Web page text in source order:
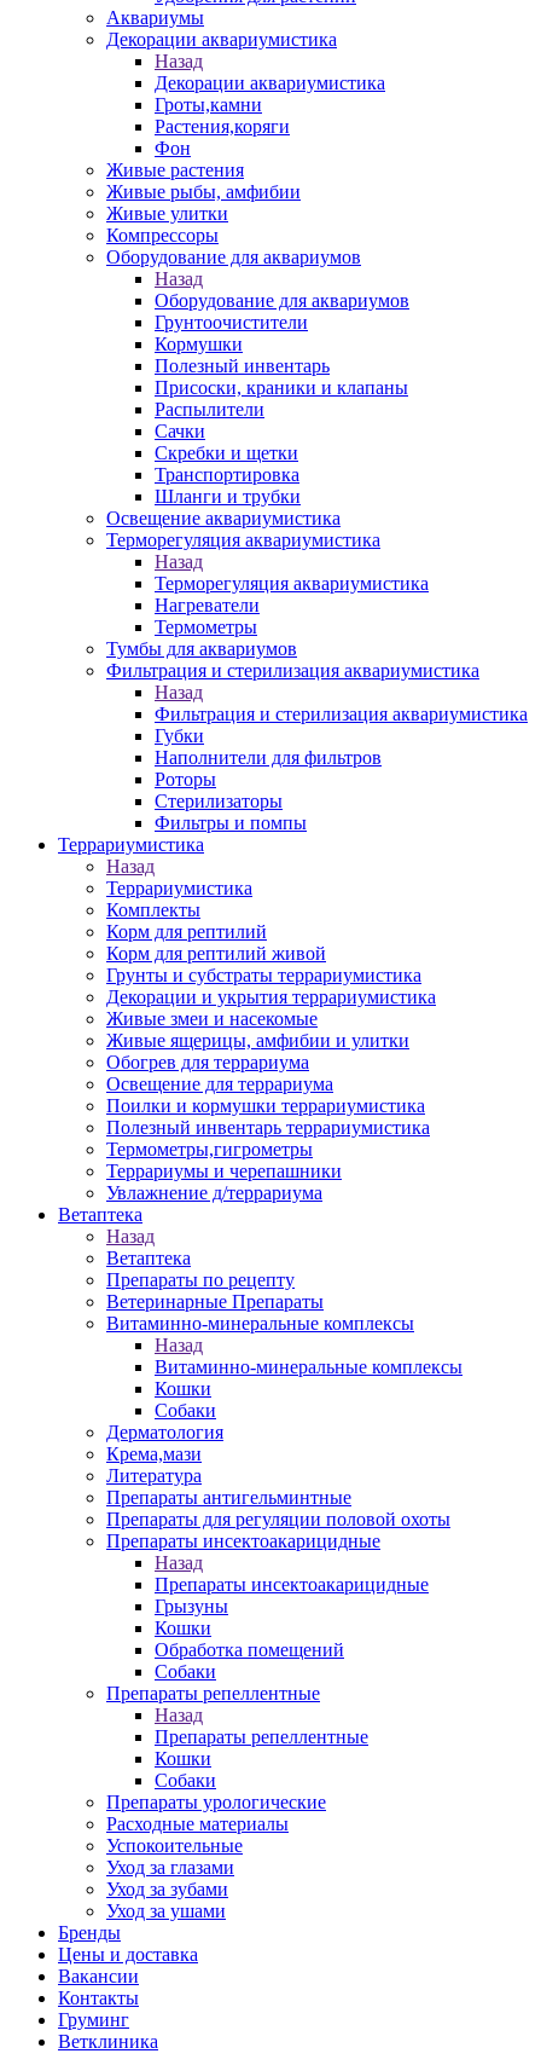
Аквариумы
Декорации аквариумистика
Назад
Декорации аквариумистика
Гроты,камни
Растения,коряги
Фон
Живые растения
Живые рыбы, амфибии
Живые улитки
Компрессоры
Оборудование для аквариумов
Назад
Оборудование для аквариумов
Грунтоочистители
Кормушки
Полезный инвентарь
Присоски, краники и клапаны
Распылители
Сачки
Скребки и щетки
Транспортировка
Шланги и трубки
Освещение аквариумистика
Терморегуляция аквариумистика
Назад
Терморегуляция аквариумистика
Нагреватели
Термометры
Тумбы для аквариумов
Фильтрация и стерилизация аквариумистика
Назад
Фильтрация и стерилизация аквариумистика
Губки
Наполнители для фильтров
Роторы
Стерилизаторы
Фильтры и помпы
Террариумистика
Назад
Террариумистика
Комплекты
Корм для рептилий
Корм для рептилий живой
Грунты и субстраты террариумистика
Декорации и укрытия террариумистика
Живые змеи и насекомые
Живые ящерицы, амфибии и улитки
Обогрев для террариума
Освещение для террариума
Поилки и кормушки террариумистика
Полезный инвентарь террариумистика
Термометры,гигрометры
Террариумы и черепашники
Увлажнение д/террариума
Ветаптека
Назад
Ветаптека
Препараты по рецепту
Ветеринарные Препараты
Витаминно-минеральные комплексы
Назад
Витаминно-минеральные комплексы
Кошки
Собаки
Дерматология
Крема,мази
Литература
Препараты антигельминтные
Препараты для регуляции половой охоты
Препараты инсектоакарицидные
Назад
Препараты инсектоакарицидные
Грызуны
Кошки
Обработка помещений
Собаки
Препараты репеллентные
Назад
Препараты репеллентные
Кошки
Собаки
Препараты урологические
Расходные материалы
Успокоительные
Уход за глазами
Уход за зубами
Уход за ушами
Бренды
Цены и доставка
Вакансии
Контакты
Груминг
Ветклиника